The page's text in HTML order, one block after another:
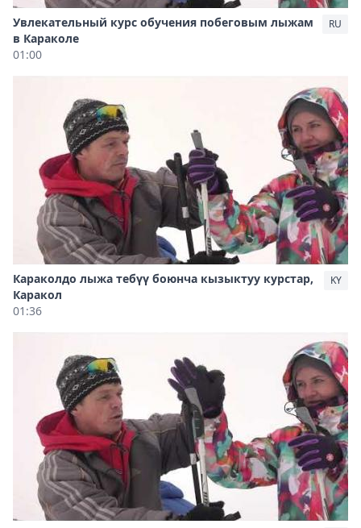
Увлекательный курс обучения побеговым лыжам
в Караколе
01:00
RU
Караколдо лыжа тебүү боюнча кызыктуу курстар,
Каракол
01:36
KY